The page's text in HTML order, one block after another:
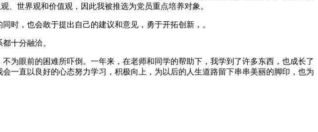
世界观和价值观，因此我被推选为党员重点培养对象。
时，也会敢于提出自己的建议和意见，勇于开拓创新，。
十分融洽。
为眼前的困难所吓倒。一年来，在老师和同学的帮助下，我学到了许多东西，也成长了
一直以良好的心态努力学习，积极向上，为以后的人生道路留下串串美丽的脚印，也为